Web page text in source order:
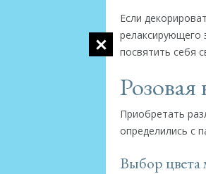
Если
релаксирующего
посвятить себя
Розовая
Приобретать
определились с
Выбор цвета